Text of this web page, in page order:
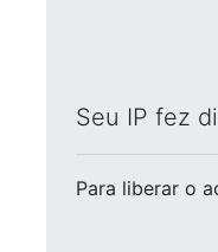
Seu IP fez
Para liberar o